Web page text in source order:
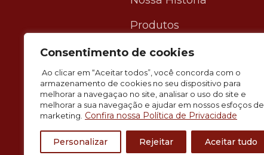
Consentimento de cookies
Ao clicar em “Aceitar todos”, você concorda com o
armazenamento de cookies no seu dispositivo para
melhorar a navegaçao no site, analisar o uso do site e
melhorar a sua navegação e ajudar em nossos esfoços de
marketing. Confira nossa Política de Privacidade
Personalizar Rejeitar Aceitar tudo
Produtos
Blog
Banco de Imagens